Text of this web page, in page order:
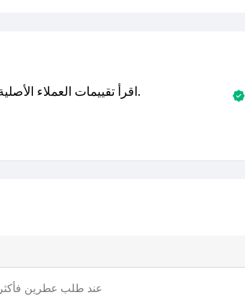
اقرأ تقييمات العملاء الأصلية والتقييمات من المشترين المتحققين. اكتشف ما يعتقده المستخدمون الحقيقيون حول خدمتنا وتعلم من تجاربهم.
عند طلب عطرين فأكثر